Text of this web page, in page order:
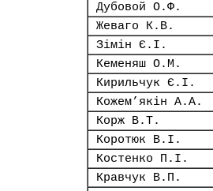
Дубовой О.Ф.
Жеваго К.В.
Зімін Є.І.
Кеменяш О.М.
Кирильчук Є.І.
Кожем’якін А.А.
Корж В.Т.
Коротюк В.І.
Костенко П.І.
Кравчук В.П.